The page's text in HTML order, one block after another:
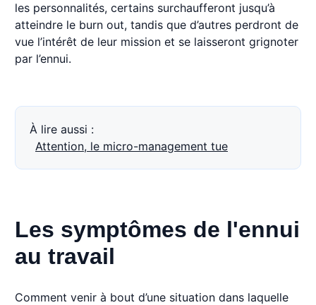
les personnalités, certains surchaufferont jusqu’à
atteindre le burn out, tandis que d’autres perdront de
vue l’intérêt de leur mission et se laisseront grignoter
par l’ennui.
À lire aussi :
Attention, le micro-management tue
Les symptômes de l'ennui
au travail
Comment venir à bout d’une situation dans laquelle